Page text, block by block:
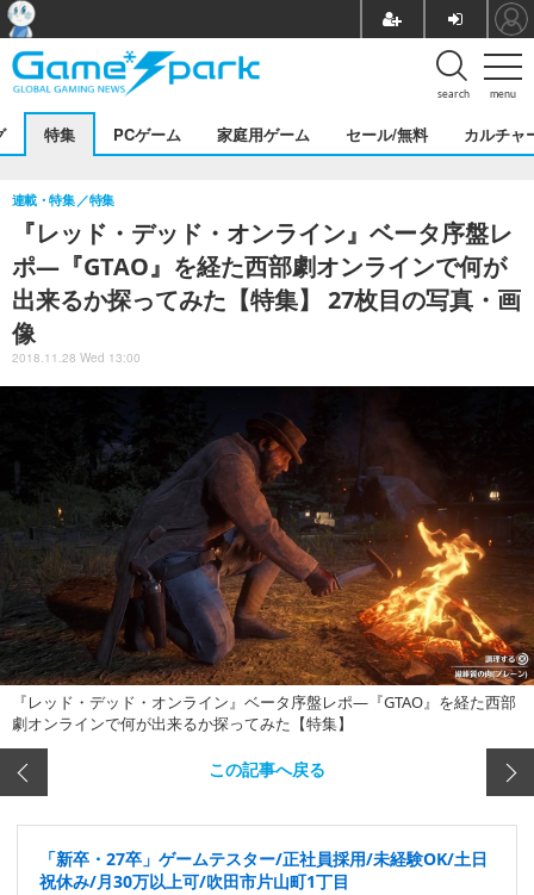
menu
search
特集 PCゲーム 家庭用ゲーム セール/無料 カルチャ
『レッド・デッド・オンライン』ベータ序盤レ
ポ―『GTAO』を経た西部劇オンラインで何が
出来るか探ってみた【特集】 27枚目の写真・画
像
連載・特集 特集
2018.11.28 Wed 13:00
『レッド・デッド・オンライン』ベータ序盤レポ―『GTAO』を経た西部
劇オンラインで何が出来るか探ってみた【特集】
この記事へ戻る
「新卒・27卒」ゲームテスター/正社員採用/未経験OK/土日
祝休み/月30万以上可/吹田市片山町1丁目